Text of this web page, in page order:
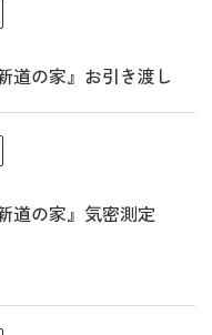
道の家』お引き渡し
道の家』気密測定